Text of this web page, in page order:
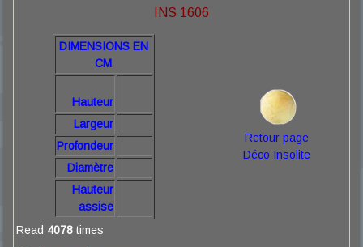
INS 1606
DIMENSIONS EN
CM
Hauteur
Largeur
Profondeur
Diamètre
Hauteur
assise
Retour page
Déco Insolite
Read 4078 times